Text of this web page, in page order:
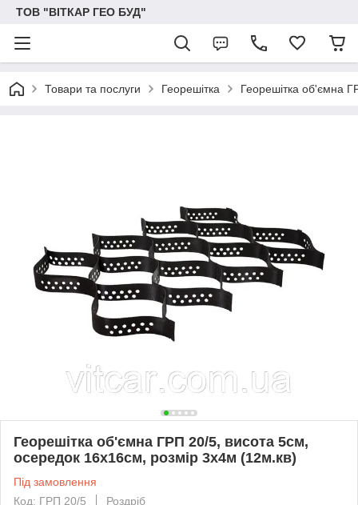
ТОВ "ВІТКАР ГЕО БУД"
Товари та послуги Георешітка Георешітка об'ємна
Георешітка об'ємна ГРП 20/5, висота 5см,
осередок 16х16см, розмір 3х4м (12м.кв)
Під замовлення
Код: ГРП 20/5
Роздріб